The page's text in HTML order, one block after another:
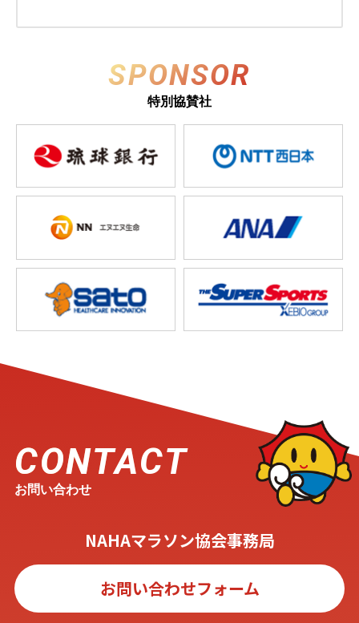
SPONSOR
特別協賛社
CONTACT
お問い合わせ
NAHAマラソン協会事務局
お問い合わせフォーム